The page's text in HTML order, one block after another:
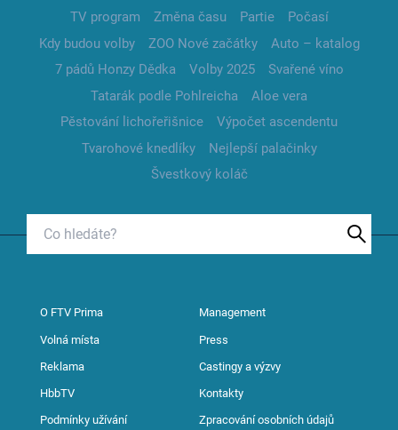
TV program
Změna času Partie
Počasí
Kdy budou volby
ZOO Nové začátky
Auto – katalog
7 pádů Honzy Dědka
Volby 2025
Svařené víno
Tatarák podle Pohlreicha
Aloe vera
Pěstování lichořeřišnice
Výpočet ascendentu
Tvarohové knedlíky
Nejlepší palačinky
Švestkový koláč
O FTV Prima Management
Volná místa Press
Reklama Castingy a výzvy
HbbTV Kontakty
Podmínky užívání Zpracování osobních údajů